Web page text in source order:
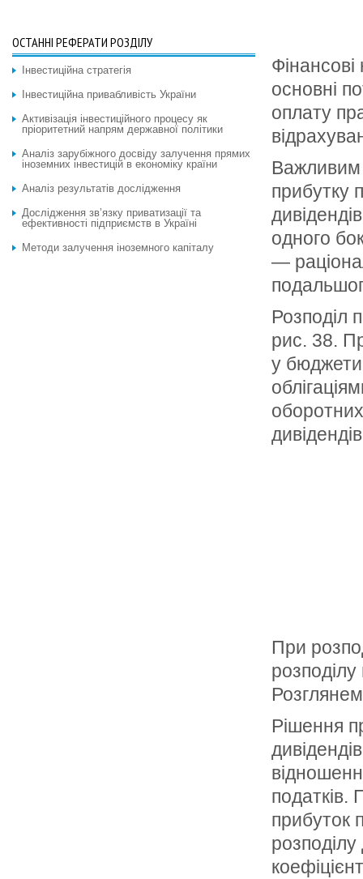
основні
оплату
Важливим
прибутку
одного
—
Розподіл
рис. 38.
у бюджети
При
Рішення
податків.
прибуток
ОСТАННІ РЕФЕРАТИ РОЗДІЛУ
Інвестиційна стратегія
Інвестиційна привабливість України
Активізація інвестиційного процесу як
пріоритетний напрям державної політики
Аналіз зарубіжного досвіду залучення прямих
іноземних інвестицій в економіку країни
Аналіз результатів дослідження
Дослідження зв’язку приватизації та
ефективності підприємств в Україні
Методи залучення іноземного капіталу